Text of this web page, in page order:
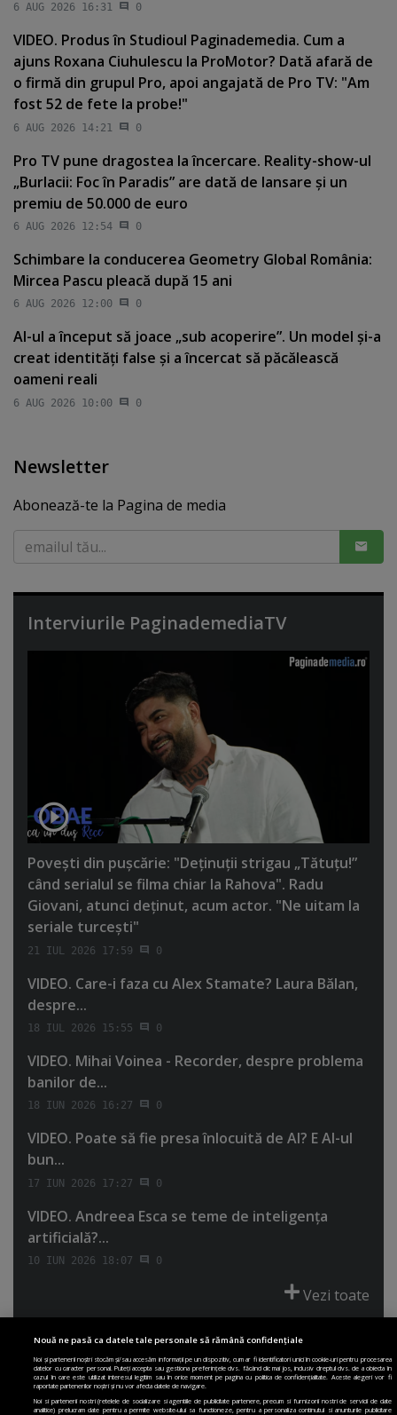
6 AUG 2026 16:31 0
VIDEO. Produs în Studioul Paginademedia. Cum a
ajuns Roxana Ciuhulescu la ProMotor? Dată afară de
o firmă din grupul Pro, apoi angajată de Pro TV: "Am
fost 52 de fete la probe!"
6 AUG 2026 14:21 0
Pro TV pune dragostea la încercare. Reality-show-ul
„Burlacii: Foc în Paradis” are dată de lansare şi un
premiu de 50.000 de euro
6 AUG 2026 12:54 0
Schimbare la conducerea Geometry Global România:
Mircea Pascu pleacă după 15 ani
6 AUG 2026 12:00 0
AI-ul a început să joace „sub acoperire”. Un model şi-a
creat identităţi false şi a încercat să păcălească
oameni reali
6 AUG 2026 10:00 0
Newsletter
Abonează-te la Pagina de media
Interviurile PaginademediaTV
Poveşti din puşcărie: "Deţinuţii strigau „Tătuţu!”
când serialul se filma chiar la Rahova". Radu
Giovani, atunci deţinut, acum actor. "Ne uitam la
seriale turceşti"
21 IUL 2026 17:59 0
VIDEO. Care-i faza cu Alex Stamate? Laura Bălan,
despre...
18 IUL 2026 15:55 0
VIDEO. Mihai Voinea - Recorder, despre problema
banilor de...
18 IUN 2026 16:27 0
VIDEO. Poate să fie presa înlocuită de AI? E AI-ul
bun...
17 IUN 2026 17:27 0
VIDEO. Andreea Esca se teme de inteligenţa
artificială?...
10 IUN 2026 18:07 0
Vezi toate
PRIMA PAGINĂ
POLITICA DE COLECTARE ACORD COOKIE
POLITICA DE CONFIDENȚIALITATE
DESPRE SITE
ECHIPA
Nouă ne pasă ca datele tale personale să rămână confidențiale
Noi și partenerii noștri stocăm și/sau accesăm informații pe un dispozitiv, cum ar fi identificatori unici în cookie-uri pentru procesarea
datelor cu caracter personal. Puteți accepta sau gestiona preferințele dvs. făcând clic mai jos, inclusiv dreptul dvs. de a obiecta în
cazul în care este utilizat interesul legitim sau în orice moment pe pagina cu politica de confidențialitate. Aceste alegeri vor fi
raportate partenerilor noștri și nu vor afecta datele de navigare.
Noi si partenerii nostri (retelele de socializare si agentiile de publicitate partenere, precum si furnizorii nostri de servicii de date
analitice) prelucram date pentru a permite website-ului sa functioneze, pentru a personaliza continutul si anunturile publicitare